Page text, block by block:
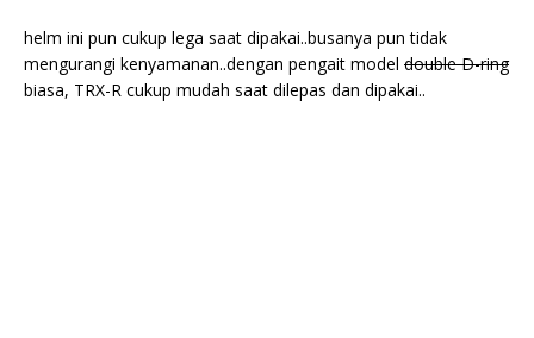
helm ini pun cukup lega saat dipakai..busanya pun tidak
mengurangi kenyamanan..dengan pengait model double D-ring
biasa, TRX-R cukup mudah saat dilepas dan dipakai..